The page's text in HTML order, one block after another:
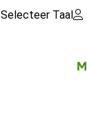
Selecteer Taal